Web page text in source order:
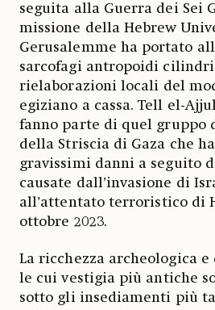
seguita alla Guerra dei Sei
missione della Hebrew
Gerusalemme ha portato
sarcofagi antropoidi
rielaborazioni locali del
egiziano a cassa. Tell el-
fanno parte di quel gruppo
della Striscia di Gaza che
gravissimi danni a seguito
causate dall’invasione di
all’attentato terroristico di
ottobre 2023.
La ricchezza archeologica
le cui vestigia più antiche
sotto gli insediamenti più